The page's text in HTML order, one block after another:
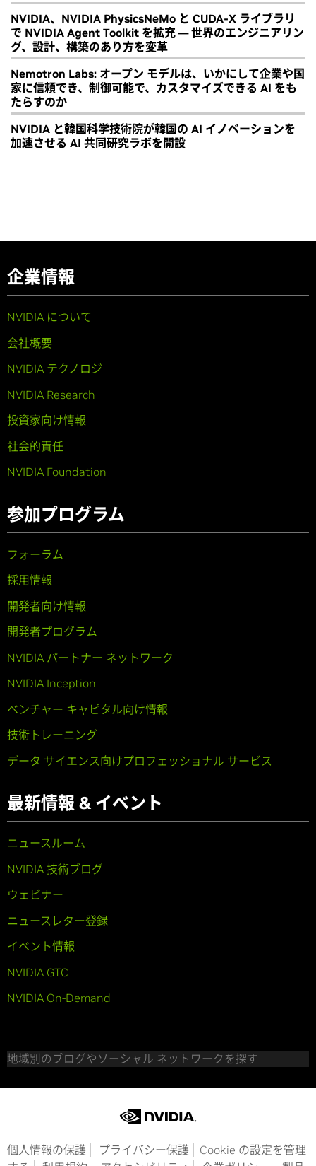
NVIDIA、NVIDIA PhysicsNeMo と CUDA-X ライブラリ
で NVIDIA Agent Toolkit を拡充 ― 世界のエンジニアリン
グ、設計、構築のあり方を変革
Nemotron Labs: オープン モデルは、いかにして企業や国
家に信頼でき、制御可能で、カスタマイズできる AI をも
たらすのか
NVIDIA と韓国科学技術院が韓国の AI イノベーションを
加速させる AI 共同研究ラボを開設
企業情報
NVIDIA について
会社概要
NVIDIA テクノロジ
NVIDIA Research
投資家向け情報
社会的責任
NVIDIA Foundation
参加プログラム
フォーラム
採用情報
開発者向け情報
開発者プログラム
NVIDIA パートナー ネットワーク
NVIDIA Inception
ベンチャー キャピタル向け情報
技術トレーニング
データ サイエンス向けプロフェッショナル サービス
最新情報 & イベント
ニュースルーム
NVIDIA 技術ブログ
ウェビナー
ニュースレター登録
イベント情報
NVIDIA GTC
NVIDIA On-Demand
地域別のブログやソーシャル ネットワークを探す
個人情報の保護 プライバシー保護
Cookie の設定を管理